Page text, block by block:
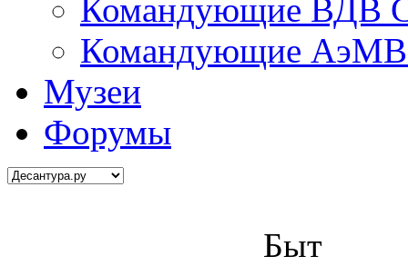
Командующие ВДВ
Командующие АэМВ
Музеи
Форумы
Быт